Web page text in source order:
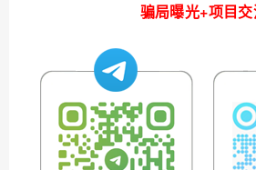
骗局曝光+项目